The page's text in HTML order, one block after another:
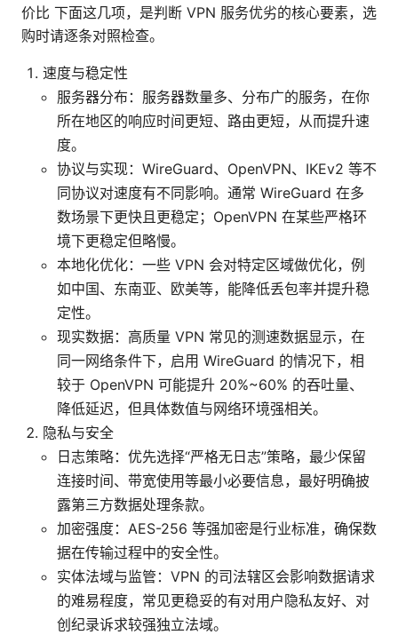
价比 下面这几项，是判断 VPN 服务优劣的核心要素，选
购时请逐条对照检查。
速度与稳定性
服务器分布：服务器数量多、分布广的服务，在你
所在地区的响应时间更短、路由更短，从而提升速
度。
协议与实现：WireGuard、OpenVPN、IKEv2 等不
同协议对速度有不同影响。通常 WireGuard 在多
数场景下更快且更稳定；OpenVPN 在某些严格环
境下更稳定但略慢。
本地化优化：一些 VPN 会对特定区域做优化，例
如中国、东南亚、欧美等，能降低丢包率并提升稳
定性。
现实数据：高质量 VPN 常见的测速数据显示，在
同一网络条件下，启用 WireGuard 的情况下，相
较于 OpenVPN 可能提升 20%~60% 的吞吐量、
降低延迟，但具体数值与网络环境强相关。
隐私与安全
日志策略：优先选择“严格无日志”策略，最少保留
连接时间、带宽使用等最小必要信息，最好明确披
露第三方数据处理条款。
加密强度：AES-256 等强加密是行业标准，确保数
据在传输过程中的安全性。
实体法域与监管：VPN 的司法辖区会影响数据请求
的难易程度，常见更稳妥的有对用户隐私友好、对
创纪录诉求较强独立法域。